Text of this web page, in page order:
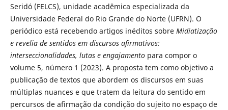
Seridó (FELCS), unidade acadêmica especializada da
Universidade Federal do Rio Grande do Norte (UFRN). O
periódico está recebendo artigos inéditos sobre Midiatização
e revelia de sentidos em discursos afirmativos:
interseccionalidades, lutas e engajamento para compor o
volume 5, número 1 (2023). A proposta tem como objetivo a
publicação de textos que abordem os discursos em suas
múltiplas nuances e que tratem da leitura do sentido em
percursos de afirmação da condição do sujeito no espaço de